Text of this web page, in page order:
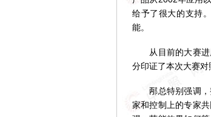
给予了很大的支持
能。
从目前的大赛进
分印证了本次大赛对
邴总特别强调，
家和控制上的专家